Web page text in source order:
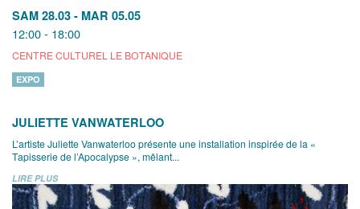
SAM 28.03 - MAR 05.05
12:00 - 18:00
CENTRE CULTUREL LE BOTANIQUE
EXPO
JULIETTE VANWATERLOO
L’artiste Juliette Vanwaterloo présente une installation inspirée de la «
Tapisserie de l’Apocalypse », mêlant...
LIRE PLUS